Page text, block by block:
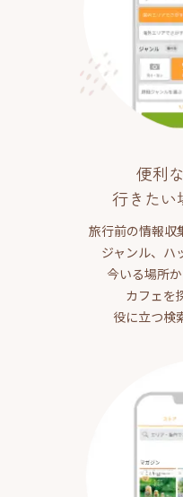
便利
行きたい
旅行前の情報収
ジャンル、ハ
今いる場所
カフェを
役に立つ検